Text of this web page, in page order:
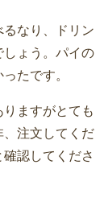
なり、ドリン
しょう。パイの
たです。
ますがとても
、注文してくだ
認してくださ